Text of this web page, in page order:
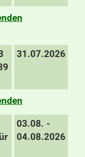
31.07.2026
03.08. -
04.08.2026